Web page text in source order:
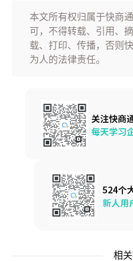
本文所有权归属于快商
可，不得转载、引用、
载、打印、传播，否则
为人的法律责任。
相